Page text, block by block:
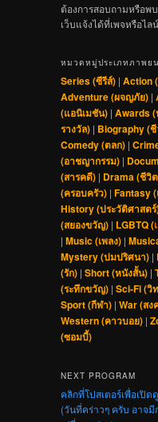
ต้องการสอบถามหรือ
เว็บแจ้งได้ที่เพจหรือไล
หมวดหมู่ประเภทภาพย
Series (ซีรีส์) | Action
Adventure (ผจญภัย) |
(แอนิเมชัน) | Awards
รางวัล) | Biography (
Comedy (ตลก) |
(อาชญากรรม) |
(สารคดี) | Drama (ชีวิ
(ครอบครัว) | Fantasy
History (ประวัติศาสต
(สยองขวัญ) | LGBTQ (
| Music (เพลง) |
Mystery (ปมปริศนา) |
(รัก) | Short (หนังสั้น) |
(ระทึกขวัญ) | Sci-Fi (วิ
Sport (กีฬา) | War (สง
Western (คาวบอย) |
(ซอมบี้)
NEXT PROGRAM
คลิกที่โปสเตอร์เพื่อเปิด
(วันที่คร่าวๆ ครับ อาจมี